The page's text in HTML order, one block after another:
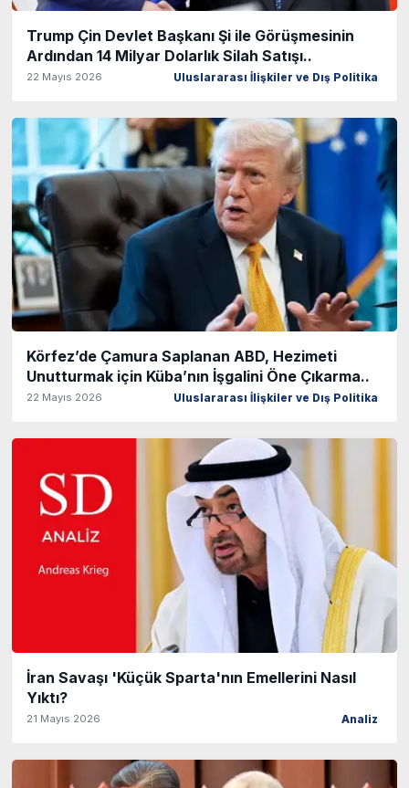
Trump Çin Devlet Başkanı Şi ile Görüşmesinin
Ardından 14 Milyar Dolarlık Silah Satışı..
22 Mayıs 2026 Uluslararası İlişkiler ve Dış Politika
Körfez’de Çamura Saplanan ABD, Hezimeti
Unutturmak için Küba’nın İşgalini Öne Çıkarma..
22 Mayıs 2026 Uluslararası İlişkiler ve Dış Politika
İran Savaşı 'Küçük Sparta'nın Emellerini Nasıl
Yıktı?
21 Mayıs 2026 Analiz